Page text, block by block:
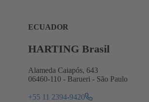
ECUADOR
HARTING Brasil
Alameda Caiapós, 643
06460-110 - Barueri - São Paulo
+55 11 2394-9420